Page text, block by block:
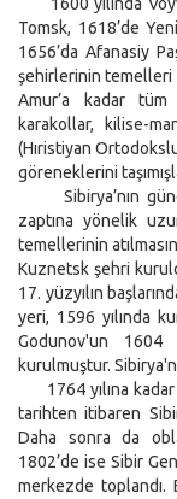
Tomsk, 1618’de
1656’da Afanasiy
şehirlerinin temelleri
Amur’a kadar tüm
karakollar, kilise-
(Hıristiyan
göreneklerini
Sibirya’nın
zaptına yönelik
temellerinin
Kuznetsk şehri
17. yüzyılın
yeri, 1596 yılında
Godunov'un
kurulmuştur.
1764 yılına kadar
tarihten itibaren
Daha sonra da
1802’de ise Sibir
merkezde toplandı.